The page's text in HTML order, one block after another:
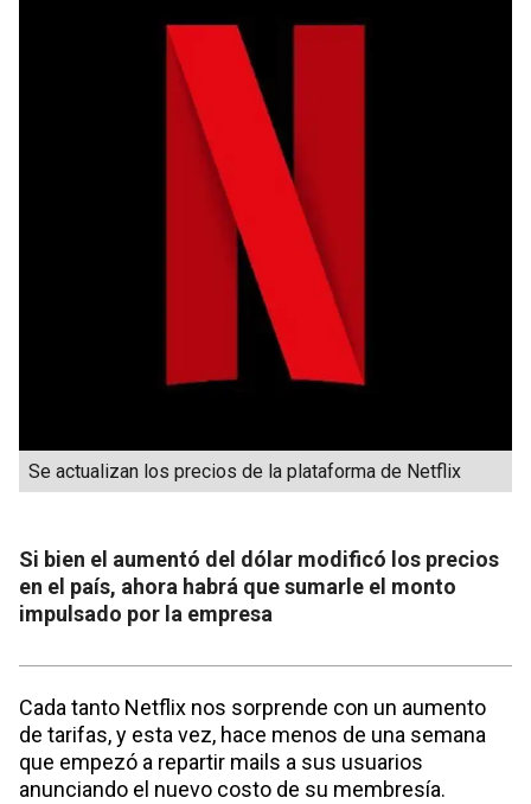
Se actualizan los precios de la plataforma de Netflix
Si bien el aumentó del dólar modificó los precios
en el país, ahora habrá que sumarle el monto
impulsado por la empresa
Cada tanto Netflix nos sorprende con un aumento
de tarifas, y esta vez, hace menos de una semana
que empezó a repartir mails a sus usuarios
anunciando el nuevo costo de su membresía.